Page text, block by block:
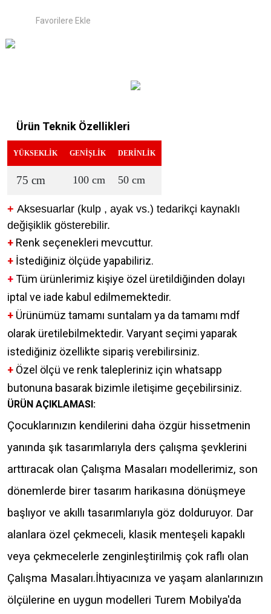
Ürün Teknik Özellikleri
YÜKSEKLİK GENİŞLİK DERİNLİK
75 cm 100 cm 50 cm
+ Aksesuarlar (kulp , ayak vs.) tedarikçi kaynaklı
değişiklik gösterebilir.
+ Renk seçenekleri mevcuttur.
+ İstediğiniz ölçüde yapabiliriz.
+Tüm ürünlerimiz kişiye özel üretildiğinden dolayı
iptal ve iade kabul edilmemektedir.
+ Ürünümüz tamamı suntalam ya da tamamı mdf
olarak üretilebilmektedir. Varyant seçimi yaparak
istediğiniz özellikte sipariş verebilirsiniz.
+ Özel ölçü ve renk talepleriniz için whatsapp
butonuna basarak bizimle iletişime geçebilirsiniz.
ÜRÜN AÇIKLAMASI:
Çocuklarınızın kendilerini daha özgür hissetmenin
yanında şık tasarımlarıyla ders çalışma şevklerini
arttıracak olan Çalışma Masaları modellerimiz, son
dönemlerde birer tasarım harikasına dönüşmeye
başlıyor ve akıllı tasarımlarıyla göz dolduruyor. Dar
alanlara özel çekmeceli, klasik menteşeli kapaklı
veya çekmecelerle zenginleştirilmiş çok raflı olan
Çalışma Masaları.İhtiyacınıza ve yaşam alanlarınızın
ölçülerine en uygun modelleri Turem Mobilya'da